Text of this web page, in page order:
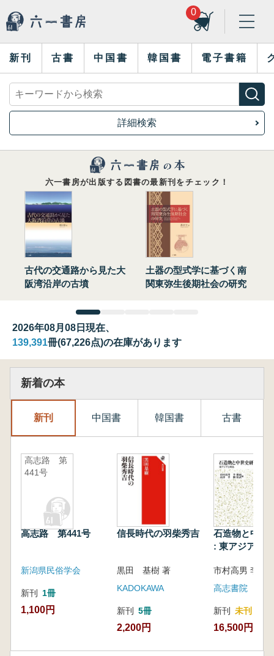
0
新刊 古書 中国書 韓国書 電子書籍
詳細検索
六一書房が出版する図書の最新刊をチェック！
古代の交通路から見た大
阪湾沿岸の古墳
土器の型式学に基づく南
関東弥生後期社会の研究
2026年08月08日現在、
139,391冊(67,226点)の在庫があります
新着の本
新刊 中国書 韓国書 古書
高志路 第
441号
高志路 第441号
新潟県民俗学会
新刊 1冊
1,100円
信長時代の羽柴秀吉
黒田 基樹 著
KADOKAWA
新刊 5冊
2,200円
石造物と中世
: 東アジアと
高志書院
新刊 未刊
16,500円